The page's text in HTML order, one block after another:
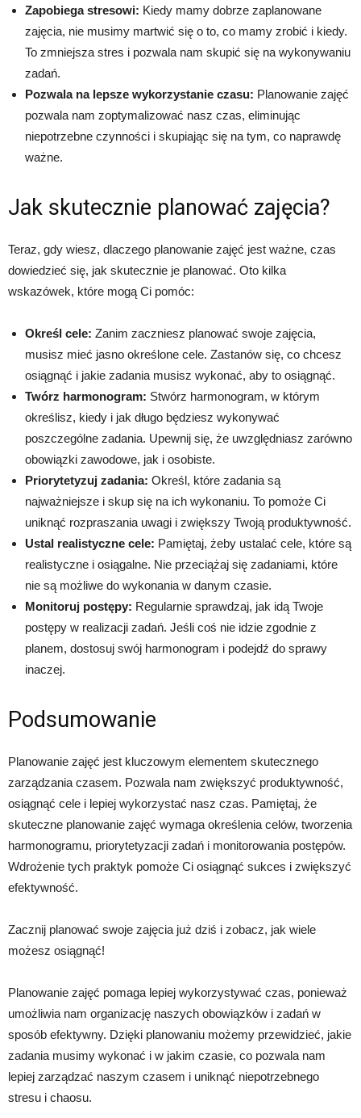
Zapobiega stresowi: Kiedy mamy dobrze zaplanowane
zajęcia, nie musimy martwić się o to, co mamy zrobić i kiedy.
To zmniejsza stres i pozwala nam skupić się na wykonywaniu
zadań.
Pozwala na lepsze wykorzystanie czasu: Planowanie zajęć
pozwala nam zoptymalizować nasz czas, eliminując
niepotrzebne czynności i skupiając się na tym, co naprawdę
ważne.
Jak skutecznie planować zajęcia?
Teraz, gdy wiesz, dlaczego planowanie zajęć jest ważne, czas
dowiedzieć się, jak skutecznie je planować. Oto kilka
wskazówek, które mogą Ci pomóc:
Określ cele: Zanim zaczniesz planować swoje zajęcia,
musisz mieć jasno określone cele. Zastanów się, co chcesz
osiągnąć i jakie zadania musisz wykonać, aby to osiągnąć.
Twórz harmonogram: Stwórz harmonogram, w którym
określisz, kiedy i jak długo będziesz wykonywać
poszczególne zadania. Upewnij się, że uwzględniasz zarówno
obowiązki zawodowe, jak i osobiste.
Priorytetyzuj zadania: Określ, które zadania są
najważniejsze i skup się na ich wykonaniu. To pomoże Ci
uniknąć rozpraszania uwagi i zwiększy Twoją produktywność.
Ustal realistyczne cele: Pamiętaj, żeby ustalać cele, które są
realistyczne i osiągalne. Nie przeciążaj się zadaniami, które
nie są możliwe do wykonania w danym czasie.
Monitoruj postępy: Regularnie sprawdzaj, jak idą Twoje
postępy w realizacji zadań. Jeśli coś nie idzie zgodnie z
planem, dostosuj swój harmonogram i podejdź do sprawy
inaczej.
Podsumowanie
Planowanie zajęć jest kluczowym elementem skutecznego
zarządzania czasem. Pozwala nam zwiększyć produktywność,
osiągnąć cele i lepiej wykorzystać nasz czas. Pamiętaj, że
skuteczne planowanie zajęć wymaga określenia celów, tworzenia
harmonogramu, priorytetyzacji zadań i monitorowania postępów.
Wdrożenie tych praktyk pomoże Ci osiągnąć sukces i zwiększyć
efektywność.
Zacznij planować swoje zajęcia już dziś i zobacz, jak wiele
możesz osiągnąć!
Planowanie zajęć pomaga lepiej wykorzystywać czas, ponieważ
umożliwia nam organizację naszych obowiązków i zadań w
sposób efektywny. Dzięki planowaniu możemy przewidzieć, jakie
zadania musimy wykonać i w jakim czasie, co pozwala nam
lepiej zarządzać naszym czasem i uniknąć niepotrzebnego
stresu i chaosu.